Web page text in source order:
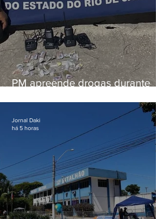
PM apreende drogas durante
Jornal Daki
há 5 horas